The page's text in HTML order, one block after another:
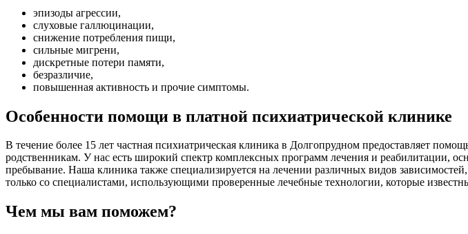
эпизоды агрессии,
слуховые галлюцинации,
снижение потребления пищи,
сильные мигрени,
дискретные потери памяти,
безразличие,
повышенная активность и прочие симптомы.
Особенности помощи в платной психиатрической клинике
В течение более 15 лет частная психиатрическая клиника в Долгопрудном предоставляет
родственникам. У нас есть широкий спектр комплексных программ лечения и реабилитации,
пребывание. Наша клиника также специализируется на лечении различных видов
только со специалистами, использующими проверенные лечебные технологии, которые
Чем мы вам поможем?